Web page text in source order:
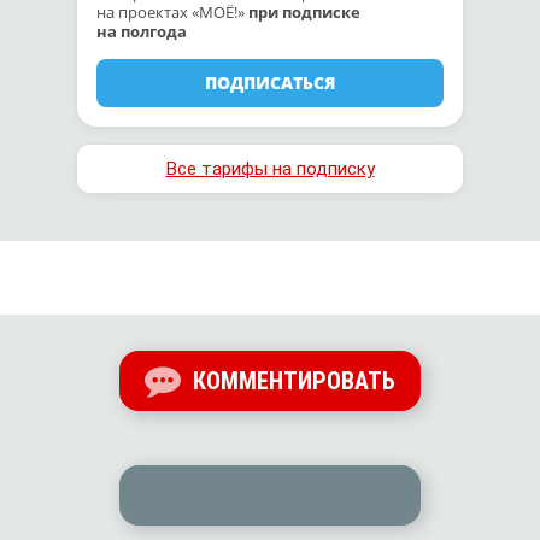
на проектах «МОЁ!» при подписке
на полгода
ПОДПИСАТЬСЯ
Все тарифы на подписку
КОММЕНТИРОВАТЬ